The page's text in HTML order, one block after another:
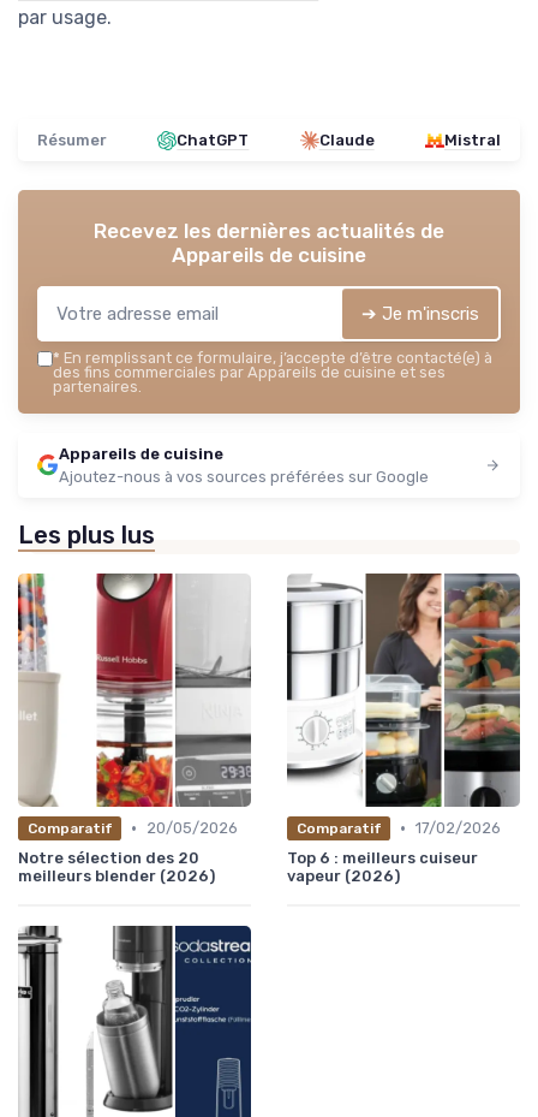
par usage.
Résumer ChatGPT Claude Mistral
Recevez les dernières actualités de
Appareils de cuisine
➔ Je m'inscris
* En remplissant ce formulaire, j’accepte d’être contacté(e) à
des fins commerciales par Appareils de cuisine et ses
partenaires.
Appareils de cuisine
Ajoutez-nous à vos sources préférées sur Google
Les plus lus
Comparatif •
20/05/2026
Notre sélection des 20
meilleurs blender (2026)
Comparatif • 17/02/2026
Top 6 : meilleurs cuiseur
vapeur (2026)